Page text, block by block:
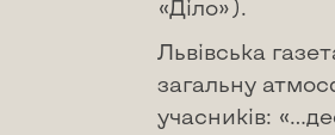
«Діло»).
Львівська
загальну
учасників: